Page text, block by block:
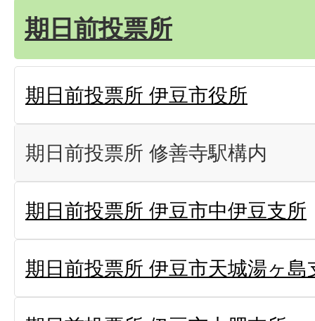
期日前投票所
期日前投票所 伊豆市役所
期日前投票所 修善寺駅構内
期日前投票所 伊豆市中伊豆支所
期日前投票所 伊豆市天城湯ヶ島